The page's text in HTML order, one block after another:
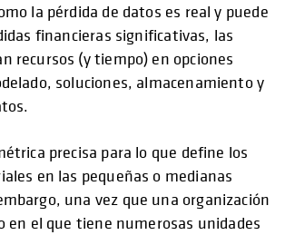
la pérdida de datos es real y puede
financieras significativas, las
recursos (y tiempo) en opciones
soluciones, almacenamiento y
precisa para lo que define los
en las pequeñas o medianas
una vez que una organización
en el que tiene numerosas unidades